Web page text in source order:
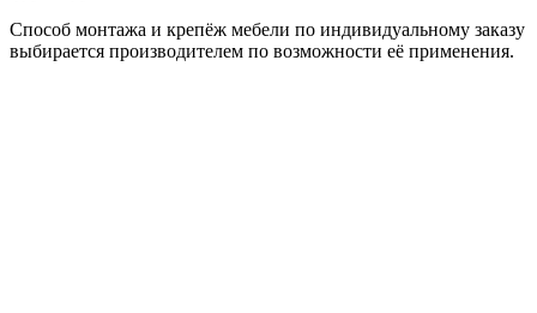
Способ монтажа и крепёж мебели по индивидуальному заказу
выбирается производителем по возможности её применения.